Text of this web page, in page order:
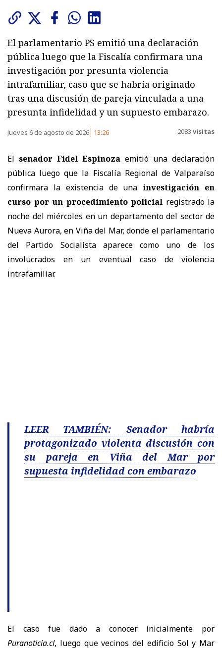
El parlamentario PS emitió una declaración
pública luego que la Fiscalía confirmara una
investigación por presunta violencia
intrafamiliar, caso que se habría originado
tras una discusión de pareja vinculada a una
presunta infidelidad y un supuesto embarazo.
Jueves 6 de agosto de 2026 13:26 2083 visitas
El senador Fidel Espinoza emitió una declaración
pública luego que la Fiscalía Regional de Valparaíso
confirmara la existencia de unainvestigación en
curso por un procedimiento policial registrado la
noche del miércoles en un departamento del sector de
Nueva Aurora, en Viña del Mar, donde el parlamentario
del Partido Socialista aparece como uno de los
involucrados en un eventual caso de violencia
intrafamiliar.
LEER TAMBIÉN: Senador habría
protagonizado violenta discusión con
su pareja en Viña del Mar por
supuesta infidelidad con embarazo
El caso fue dado a conocer inicialmente por
Puranoticia.cl, luego que vecinos del edificio Sol y Mar